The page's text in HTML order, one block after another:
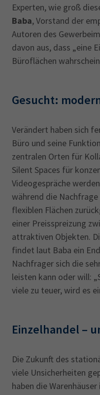
Experten, wie groß
Baba, Vorstand der
Autoren des
davon aus, dass „eine
Büroflächen
Gesucht:
Verändert haben sich
Büro und seine
zentralen Orten für
Silent Spaces für
Videogespräche
während die
flexiblen Flächen
einer Preisspreizung
attraktiven Objekten.
findet laut Baba ein
Nachfrager sich die
leisten kann oder will:
viele zu teuer, wird es
Einzelhandel –
Die Zukunft des
viele Unsicherheiten
haben die